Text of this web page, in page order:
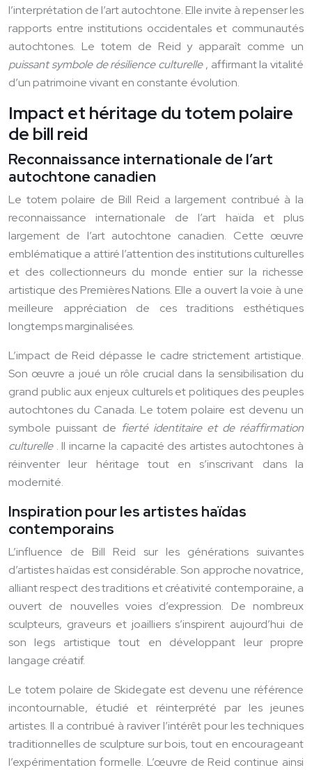
l’interprétation de l’art autochtone. Elle invite à repenser les
rapports entre institutions occidentales et communautés
autochtones. Le totem de Reid y apparaît comme un
puissant symbole de résilience culturelle, affirmant la vitalité
d’un patrimoine vivant en constante évolution.
Impact et héritage du totem polaire
de bill reid
Reconnaissance internationale de l’art
autochtone canadien
Le totem polaire de Bill Reid a largement contribué à la
reconnaissance internationale de l’art haïda et plus
largement de l’art autochtone canadien. Cette œuvre
emblématique a attiré l’attention des institutions culturelles
et des collectionneurs du monde entier sur la richesse
artistique des Premières Nations. Elle a ouvert la voie à une
meilleure appréciation de ces traditions esthétiques
longtemps marginalisées.
L’impact de Reid dépasse le cadre strictement artistique.
Son œuvre a joué un rôle crucial dans la sensibilisation du
grand public aux enjeux culturels et politiques des peuples
autochtones du Canada. Le totem polaire est devenu un
symbole puissant de fierté identitaire et de réaffirmation
culturelle . Il incarne la capacité des artistes autochtones à
réinventer leur héritage tout en s’inscrivant dans la
modernité.
Inspiration pour les artistes haïdas
contemporains
L’influence de Bill Reid sur les générations suivantes
d’artistes haïdas est considérable. Son approche novatrice,
alliant respect des traditions et créativité contemporaine, a
ouvert de nouvelles voies d’expression. De nombreux
sculpteurs, graveurs et joailliers s’inspirent aujourd’hui de
son legs artistique tout en développant leur propre
langage créatif.
Le totem polaire de Skidegate est devenu une référence
incontournable, étudié et réinterprété par les jeunes
artistes. Il a contribué à raviver l’intérêt pour les techniques
traditionnelles de sculpture sur bois, tout en encourageant
l’expérimentation formelle. L’œuvre de Reid continue ainsi